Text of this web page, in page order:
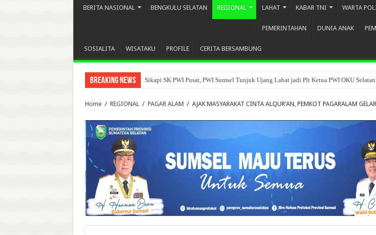
BERITA NASIONAL BENGKULU SELATAN REGIONAL LAHAT KABAR TNI WARTA
PEMERINTAHAN DUNIA ANAK
SOSIALITA WISATAKU PROFILE CERITA BERSAMBUNG
Breaking News Sikapi SK PWI Pusat, PWI Sumsel Tunjuk Ujang Lahat jadi Plt Ketua PWI OKU Selatan
Home / REGIONAL / PAGAR ALAM / AJAK MASYARAKAT CINTA ALQUR’AN, PEMKOT PAGARALAM